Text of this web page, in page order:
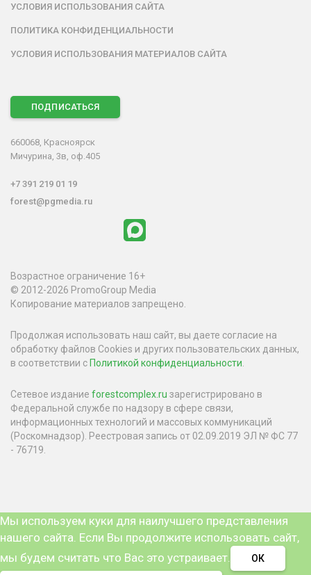
УСЛОВИЯ ИСПОЛЬЗОВАНИЯ САЙТА
ПОЛИТИКА КОНФИДЕНЦИАЛЬНОСТИ
УСЛОВИЯ ИСПОЛЬЗОВАНИЯ МАТЕРИАЛОВ САЙТА
ПОДПИСАТЬСЯ
660068, Красноярск
Мичурина, 3в, оф.405
+7 391 219 01 19
forest@pgmedia.ru
Возрастное ограничение 16+
© 2012-2026 PromoGroup Media
Копирование материалов запрещено.
Продолжая использовать наш сайт, вы даете согласие на
обработку файлов Cookies и других пользовательских данных,
в соответствии сПолитикой конфиденциальности
Сетевое издание forestcomplex.ru зарегистрировано в
Федеральной службе по надзору в сфере связи,
информационных технологий и массовых коммуникаций
(Роскомнадзор). Реестровая запись от 02.09.2019 ЭЛ № ФС 77
- 76719.
Мы используем куки для наилучшего представления
нашего сайта. Если Вы продолжите использовать сайт,
мы будем считать что Вас это устраивает.
ОК